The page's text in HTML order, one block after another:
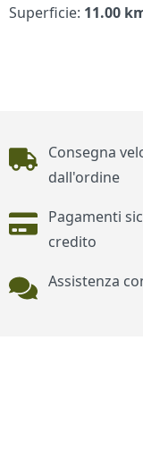
Superficie: 11.00
Piè di pagina
Consegna
dall'ordine
Pagamenti
credito
Assistenza